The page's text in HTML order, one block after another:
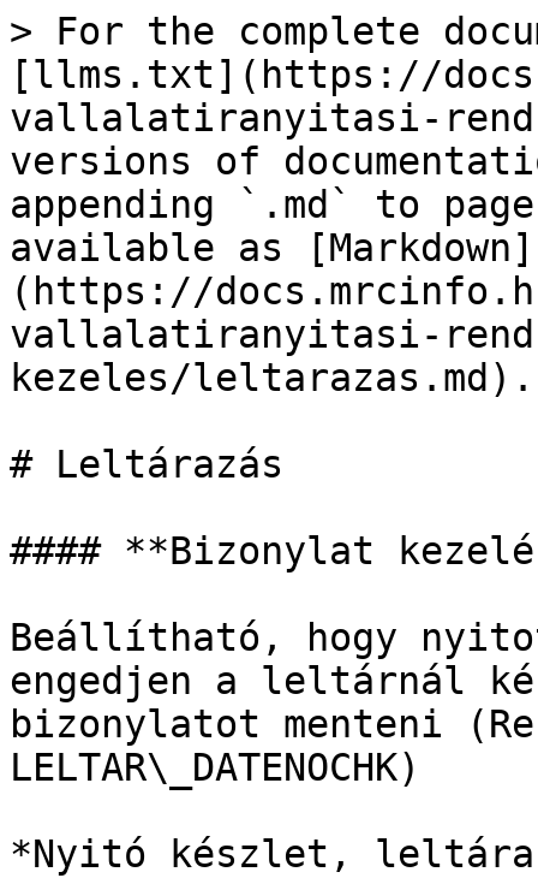
> For the complete
[llms.txt](https://
vallalatiranyitasi-
versions of
appending `.md` to
available as [Markdown]
(https://
vallalatiranyitasi-
kezeles/leltarazas.md).
# Leltárazás
#### **Bizonylat
Beállítható, hogy
engedjen a leltárnál
bizonylatot menteni
LELTAR\_DATENOCHK)
*Nyitó készlet,